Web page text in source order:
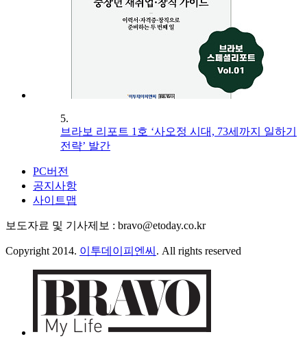
5.
브라보 리포트 1호 ‘사오정 시대, 73세까지 일하기
전략’ 발간
PC버전
공지사항
사이트맵
보도자료 및 기사제보 : bravo@etoday.co.kr
Copyright 2014. 이투데이피엔씨 . All rights reserved